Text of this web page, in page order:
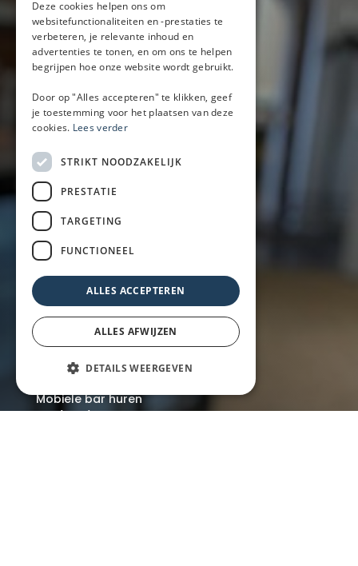
Pieter Goedkoopweg 16
2031 EL Haarlem
+31 (0)6-52335844
info@baronwheels.nl
Contact
Handige links
Mobiele bar
Inspiratie
Zakelijk
Over ons
Blog
Locaties
Mobiele bar
Mobiele bar huren
Deze cookies helpen ons om
websitefunctionaliteiten en -prestaties te
verbeteren, je relevante inhoud en
advertenties te tonen, en om ons te helpen
begrijpen hoe onze website wordt gebruikt.
Door op "Alles accepteren" te klikken, geef
je toestemming voor het plaatsen van deze
cookies. Lees verder
STRIKT NOODZAKELIJK
PRESTATIE
TARGETING
FUNCTIONEEL
ALLES ACCEPTEREN
ALLES AFWIJZEN
DETAILS WEERGEVEN